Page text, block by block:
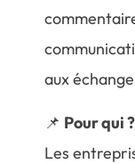
aux
📌 Pour qui ?
Les